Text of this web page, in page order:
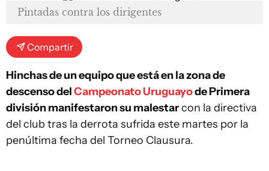
Pintadas contra los dirigentes
Compartir
Hinchas de un equipo que está en la zona de
descenso delCampeonato Uruguayode Primera
división manifestaron su malestarcon la directiva
del club tras la derrota sufrida este martes por la
penúltima fecha del Torneo Clausura.